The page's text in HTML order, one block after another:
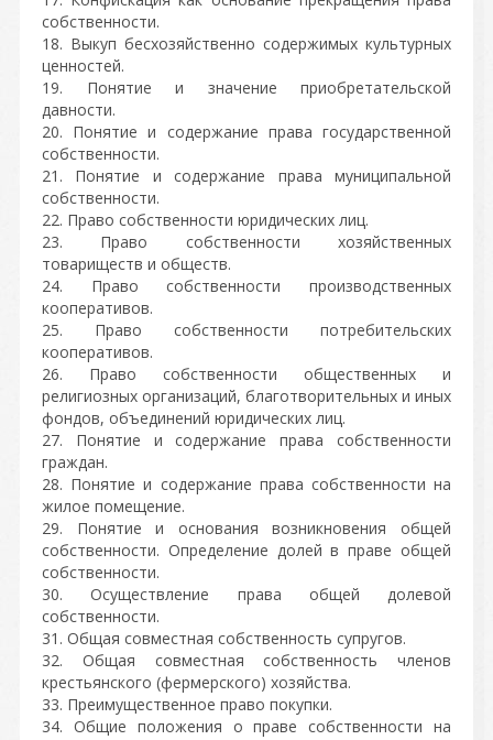
собственности.
18. Выкуп бесхозяйственно содержимых культурных
ценностей.
19. Понятие и значение приобретательской
давности.
20. Понятие и содержание права государственной
собственности.
21. Понятие и содержание права муниципальной
собственности.
22. Право собственности юридических лиц.
23. Право собственности хозяйственных
товариществ и обществ.
24. Право собственности производственных
кооперативов.
25. Право собственности потребительских
кооперативов.
26. Право собственности общественных и
религиозных организаций, благотворительных и иных
фондов, объединений юридических лиц.
27. Понятие и содержание права собственности
граждан.
28. Понятие и содержание права собственности на
жилое помещение.
29. Понятие и основания возникновения общей
собственности. Определение долей в праве общей
собственности.
30. Осуществление права общей долевой
собственности.
31. Общая совместная собственность супругов.
32. Общая совместная собственность членов
крестьянского (фермерского) хозяйства.
33. Преимущественное право покупки.
34. Общие положения о праве собственности на